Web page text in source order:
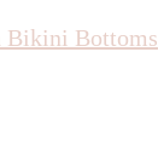
Bikini Bottoms